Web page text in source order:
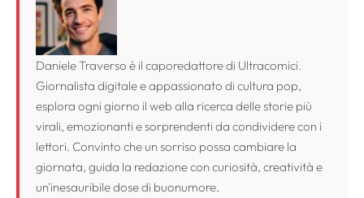
Daniele Traverso è il caporedattore di Ultracomici.
Giornalista digitale e appassionato di cultura pop,
esplora ogni giorno il web alla ricerca delle storie più
virali, emozionanti e sorprendenti da condividere con i
lettori. Convinto che un sorriso possa cambiare la
giornata, guida la redazione con curiosità, creatività e
un'inesauribile dose di buonumore.